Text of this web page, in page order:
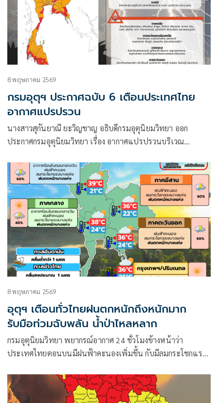
8 พฤษภาคม 2569
กรมอุตุฯ ประกาศฉบับ 6 เตือนประเทศไทย
อากาศแปรปรวน
นางสาวสุกันยาณี ยะวิญชาญ อธิบดีกรมอุตุนิยมวิทยา ออก
ประกาศกรมอุตุนิยมวิทยา เรื่อง อากาศแปรปรวนบริเวณ
ที่ 6 (55/2569) โดยมีใจความว่า
8 พฤษภาคม 2569
อุตุฯ เตือนทั่วไทยฝนตกหนักถึงหนักมาก
รับมือท่วมฉับพลัน น้ำป่าไหลหลาก
กรมอุตุนิยมวิทยา พยากรณ์อากาศ 24 ชั่วโมงข้างหน้าว่า
ประเทศไทยตอนบนมีฝนฟ้าคะนองเพิ่มขึ้น กับมีลมกระโชกแรง
มวลอากาศเย็นอีกระลอกหนึ่ง